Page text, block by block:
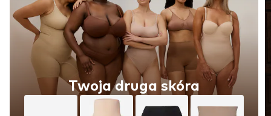
Twoja druga skóra